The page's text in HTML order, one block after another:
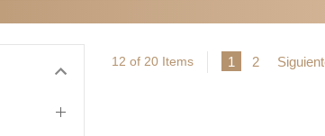
12 of 20 Items 1 2